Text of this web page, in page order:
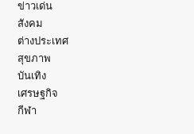
ข่าวเด่น
สังคม
ต่างประเทศ
สุขภาพ
บันเทิง
เศรษฐกิจ
กีฬา